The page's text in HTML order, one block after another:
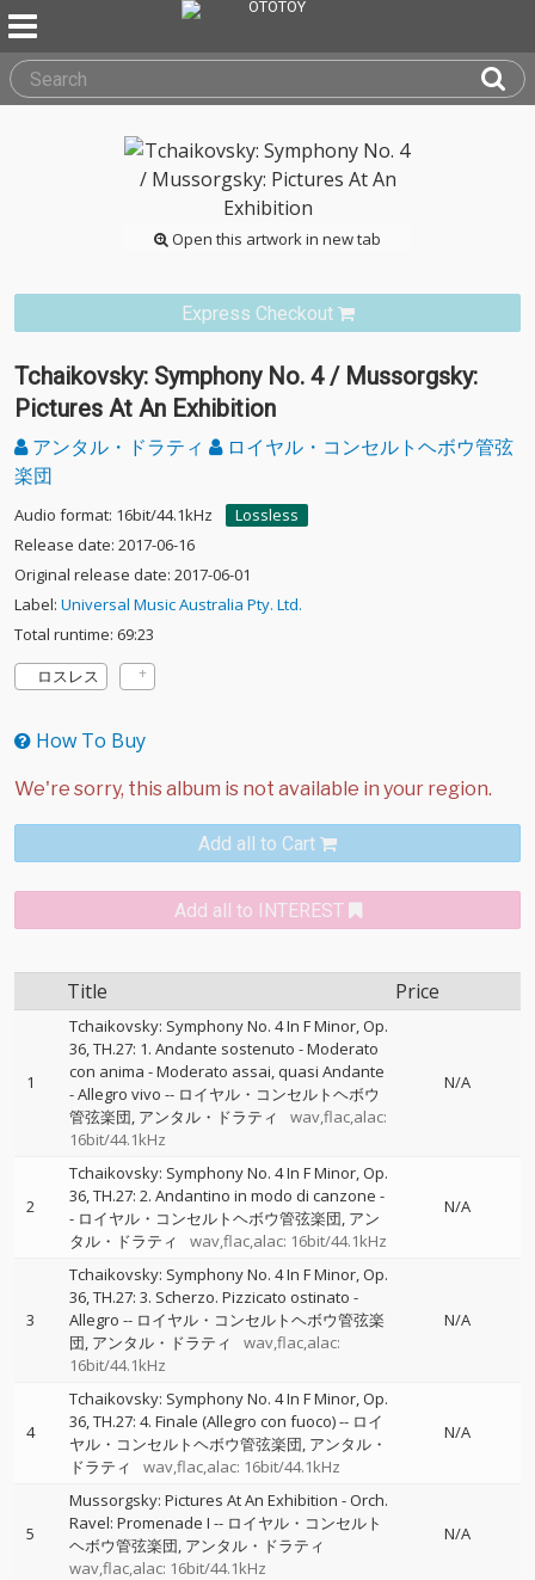
Open this artwork in new tab
Express Checkout
Tchaikovsky: Symphony No. 4 / Mussorgsky:
Pictures At An Exhibition
アンタル・ドラティ
ロイヤル・コンセルトヘボウ管弦
楽団
Audio format: 16bit/44.1kHz
Lossless
Release date: 2017-06-16
Original release date: 2017-06-01
Label: Universal Music Australia Pty. Ltd.
Total runtime: 69:23
ロスレス
How To Buy
Add all to Cart
Add all to INTEREST
Title Price
1
Tchaikovsky: Symphony No. 4 In F Minor, Op.
36, TH.27: 1. Andante sostenuto - Moderato
con anima - Moderato assai, quasi Andante
- Allegro vivo -- ロイヤル・コンセルトヘボウ
管弦楽団 アンタル・ドラティ
wav,flac,alac:
16bit/44.1kHz
N/A
2
Tchaikovsky: Symphony No. 4 In F Minor, Op.
36, TH.27: 2. Andantino in modo di canzone -
- ロイヤル・コンセルトヘボウ管弦楽団 アン
タル・ドラティ
wav,flac,alac: 16bit/44.1kHz
N/A
3
Tchaikovsky: Symphony No. 4 In F Minor, Op.
36, TH.27: 3. Scherzo. Pizzicato ostinato -
Allegro -- ロイヤル・コンセルトヘボウ管弦楽
団 アンタル・ドラティ
wav,flac,alac:
16bit/44.1kHz
N/A
4
Tchaikovsky: Symphony No. 4 In F Minor, Op.
36, TH.27: 4. Finale (Allegro con fuoco)-- ロイ
ヤル・コンセルトヘボウ管弦楽団 アンタル・
ドラティ
wav,flac,alac: 16bit/44.1kHz
N/A
5
Mussorgsky: Pictures At An Exhibition - Orch.
Ravel: Promenade I -- ロイヤル・コンセルト
ヘボウ管弦楽団 アンタル・ドラティ
wav,flac,alac: 16bit/44.1kHz
N/A